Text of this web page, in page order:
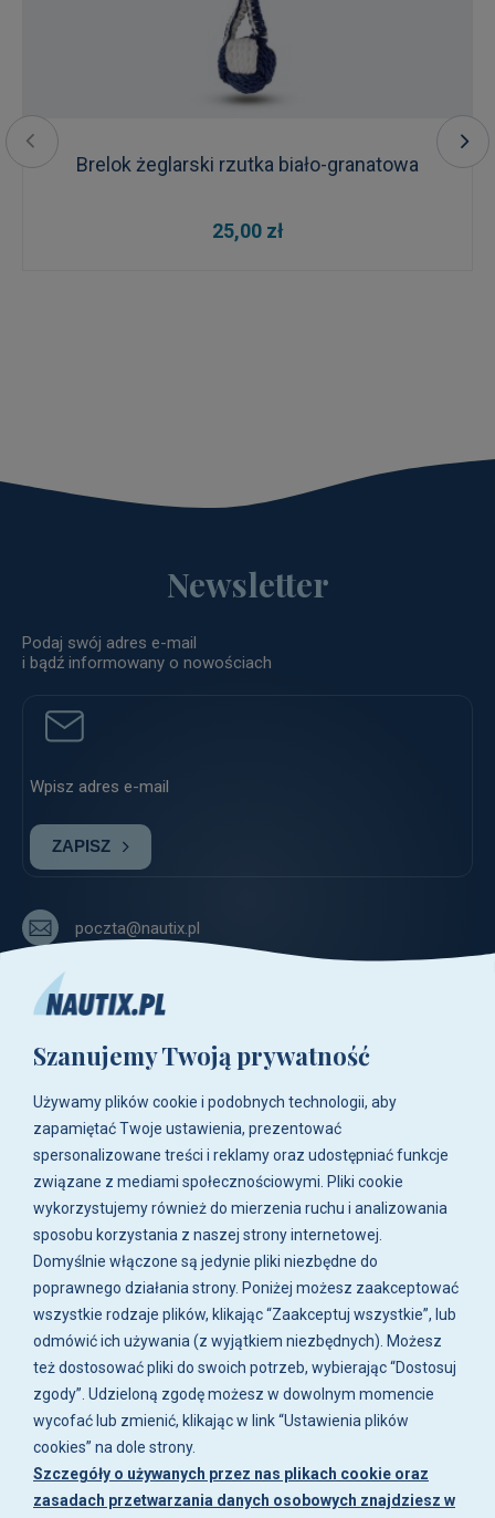
Brelok żeglarski rzutka biało-granatowa
25,00 zł
Newsletter
Podaj swój adres e-mail
i bądź informowany o nowościach
ZAPISZ
poczta@nautix.pl
+48 783-788-216
ul. Zwoleńska 23,
04-761 Warszawa
Biuro i sklep są czynne:
pn-pt w godz. 8:00 - 16:00.
O firmie
Zakupy
Moje konto
Artykuły i galeria
Szanujemy Twoją prywatność
Używamy plików cookie i podobnych technologii, aby
zapamiętać Twoje ustawienia, prezentować
spersonalizowane treści i reklamy oraz udostępniać funkcje
związane z mediami społecznościowymi. Pliki cookie
wykorzystujemy również do mierzenia ruchu i analizowania
sposobu korzystania z naszej strony internetowej.
Domyślnie włączone są jedynie pliki niezbędne do
poprawnego działania strony. Poniżej możesz zaakceptować
wszystkie rodzaje plików, klikając “Zaakceptuj wszystkie”, lub
odmówić ich używania (z wyjątkiem niezbędnych). Możesz
też dostosować pliki do swoich potrzeb, wybierając “Dostosuj
zgody”. Udzieloną zgodę możesz w dowolnym momencie
wycofać lub zmienić, klikając w link “Ustawienia plików
cookies” na dole strony.
Szczegóły o używanych przez nas plikach cookie oraz
zasadach przetwarzania danych osobowych znajdziesz w